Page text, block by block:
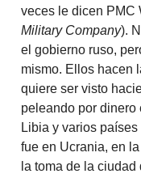
veces le dicen PMC
Military Company).
el gobierno ruso,
mismo. Ellos hacen
quiere ser visto
peleando por dinero
Libia y varios
fue en Ucrania, en
la toma de la ciudad